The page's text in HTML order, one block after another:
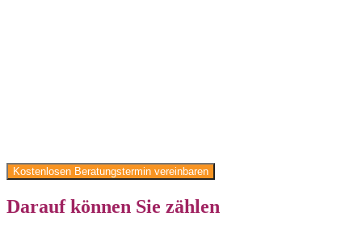
Kostenlosen Beratungstermin vereinbaren
Darauf können Sie zählen